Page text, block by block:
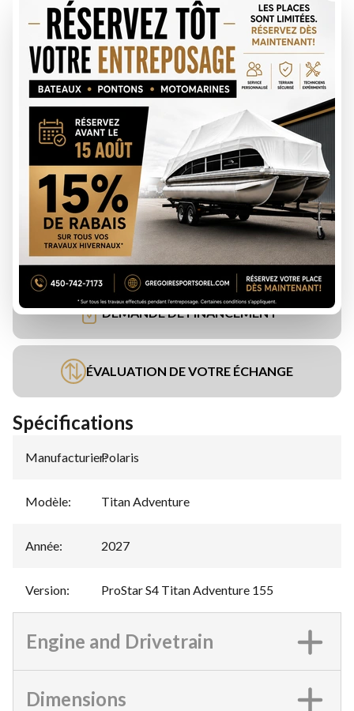
DEMANDE DE FINANCEMENT
ÉVALUATION DE VOTRE ÉCHANGE
Spécifications
Manufacturier:
Polaris
Modèle: Titan Adventure
Année: 2027
Version: ProStar S4 Titan Adventure 155
Engine and Drivetrain
Dimensions